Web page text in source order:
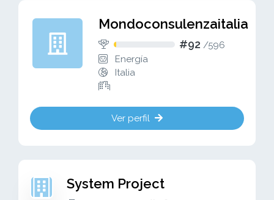
Mondoconsulenzaitalia
#92 /596
Energía
Italia
Ver perfil
System Project